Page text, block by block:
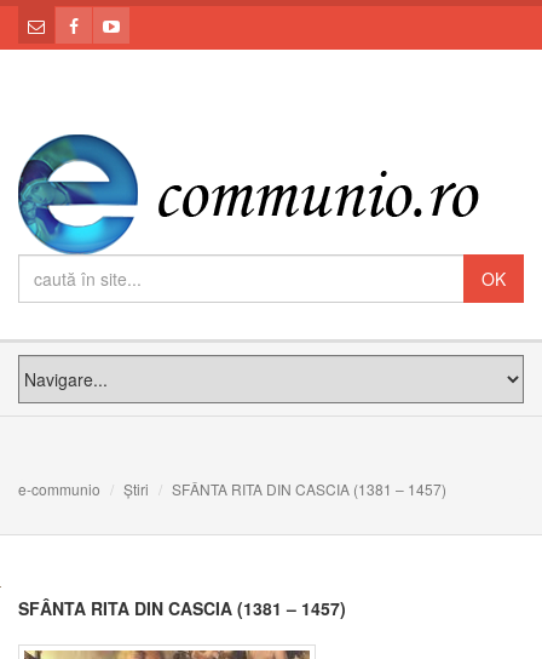
e-communio Știri SFÂNTA RITA DIN CASCIA (1381 – 1457)
SFÂNTA RITA DIN CASCIA (1381 – 1457)